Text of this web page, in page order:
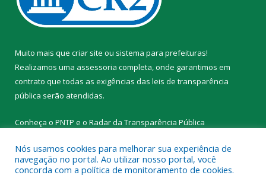
Muito mais que criar site ou sistema para prefeituras!
Realizamos uma assessoria completa, onde garantimos em
contrato que todas as exigências das leis de transparência
pública serão atendidas.
Conheça o PNTP e o Radar da Transparência Pública
Nós usamos cookies para melhorar sua experiência de
navegação no portal. Ao utilizar nosso portal, você
concorda com a política de monitoramento de cookies.